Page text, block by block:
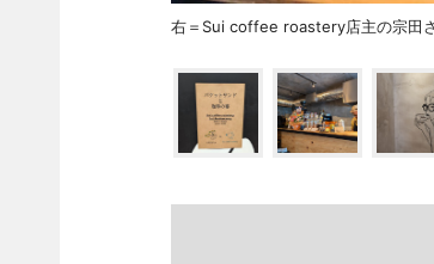
右＝Sui coffee roastery店主の宗田